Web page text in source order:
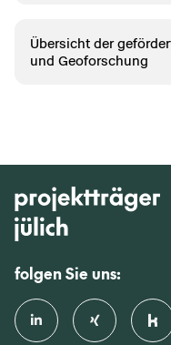
Über­sicht der
und Geo­for­schung
folgen Sie uns: